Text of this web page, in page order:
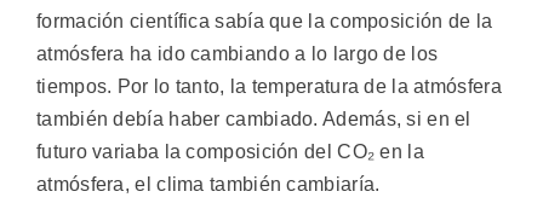
formación científica sabía que la composición de la
atmósfera ha ido cambiando a lo largo de los
tiempos. Por lo tanto, la temperatura de la atmósfera
también debía haber cambiado. Además, si en el
futuro variaba la composición del CO₂ en la
atmósfera, el clima también cambiaría.